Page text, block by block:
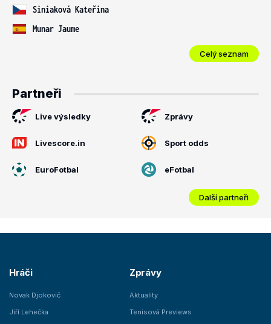
Siniaková Kateřina
Munar Jaume
Celý seznam
Partneři
Live výsledky Zprávy
Livescore.in Sport odds
EuroFotbal eFotbal
Další partneři
Hráči
Novak Djokovič
Jiří Lehečka
Zprávy
Aktuality
Tenisová Previews